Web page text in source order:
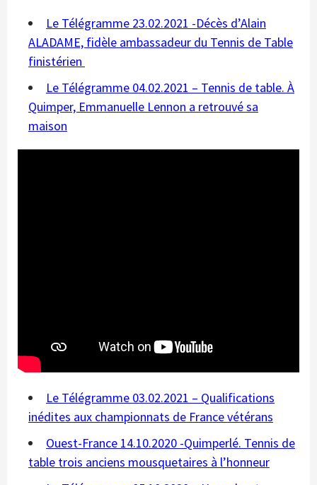
Le Télégramme 23.02.2021 -Décès d’Alain
ALADAME, fidèle ambassadeur du Tennis de Table
finistérien
Le Télégramme 04.02.2021 – Tennis de table. À
Quimper, Emmanuelle Lennon a retrouvé sa
maison
Le Télégramme 03.02.2021 – Qualifications
inédites aux championnats de France vétérans
Ouest-France 14.10.2020 -Quimperlé. Tennis de
table trois anciens mousquetaires à l’honneur